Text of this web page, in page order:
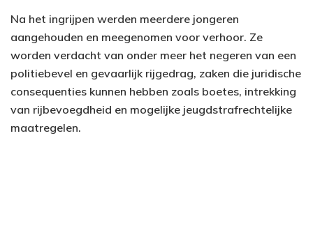
Na het ingrijpen werden meerdere jongeren
aangehouden en meegenomen voor verhoor. Ze
worden verdacht van onder meer het negeren van een
politiebevel en gevaarlijk rijgedrag, zaken die juridische
consequenties kunnen hebben zoals boetes, intrekking
van rijbevoegdheid en mogelijke jeugdstrafrechtelijke
maatregelen.